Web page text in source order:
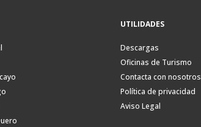
UTILIDADES
Descargas
Oficinas de Turismo
Contacta con nosotros
Política de privacidad
Aviso Legal